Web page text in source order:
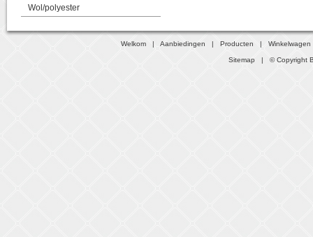
Wol/polyester
Welkom |Aanbiedingen |Producten |Winkelwagen
Sitemap | © Copyright